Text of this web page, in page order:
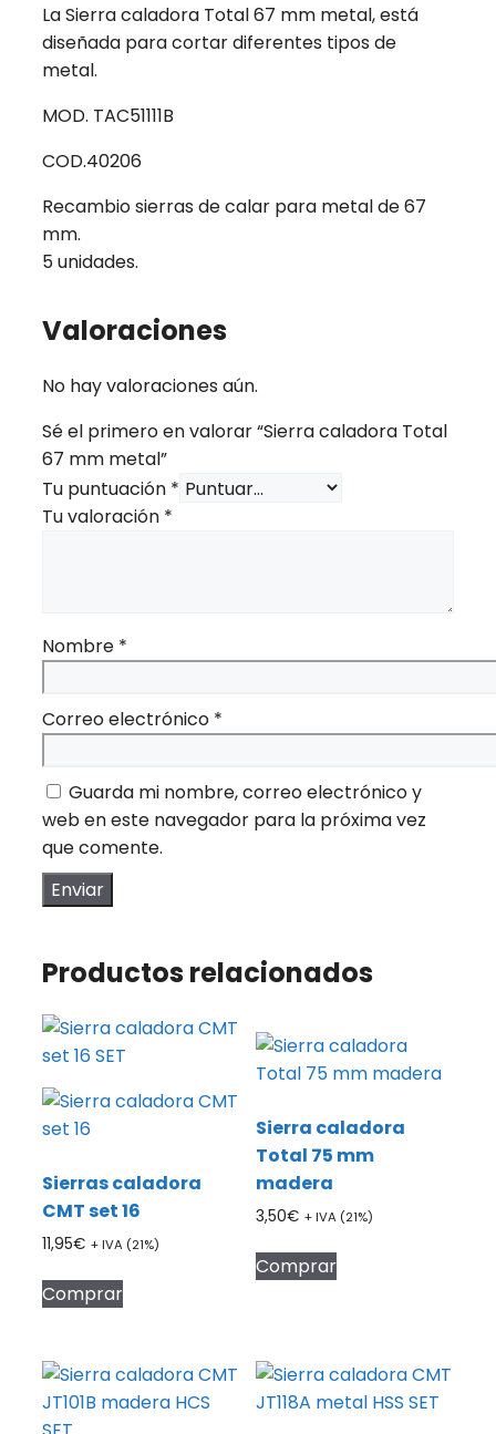
La Sierra caladora Total 67 mm metal, está
diseñada para cortar diferentes tipos de
metal.
MOD. TAC51111B
COD.40206
Recambio sierras de calar para metal de 67
mm.
5 unidades.
Valoraciones
No hay valoraciones aún.
Sé el primero en valorar “Sierra caladora Total
67 mm metal”
Tu puntuación *
Tu valoración *
Nombre *
Correo electrónico *
Guarda mi nombre, correo electrónico y
web en este navegador para la próxima vez
que comente.
Productos relacionados
Sierras caladora
CMT set 16
11,95€ + IVA (21%)
Comprar
Sierra caladora
Total 75 mm
madera
3,50€ + IVA (21%)
Comprar